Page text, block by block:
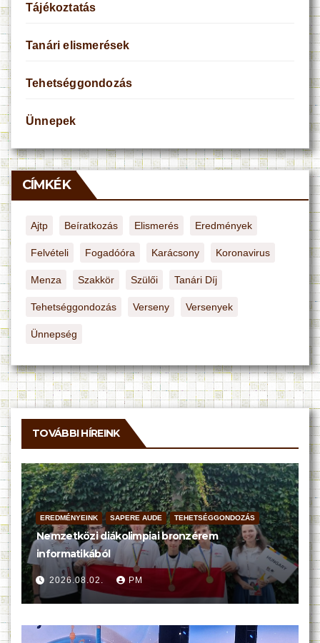
Tájékoztatás
Tanári elismerések
Tehetséggondozás
Ünnepek
CÍMKÉK
Ajtp Beíratkozás Elismerés Eredmények
Felvételi Fogadóóra Karácsony Koronavirus
Menza Szakkör Szülői Tanári Díj
Tehetséggondozás Verseny Versenyek
Ünnepség
TOVÁBBI HÍREINK
EREDMÉNYEINK SAPERE AUDE TEHETSÉGGONDOZÁS
Nemzetközi diákolimpiai bronzérem
informatikából
2026.08.02. PM